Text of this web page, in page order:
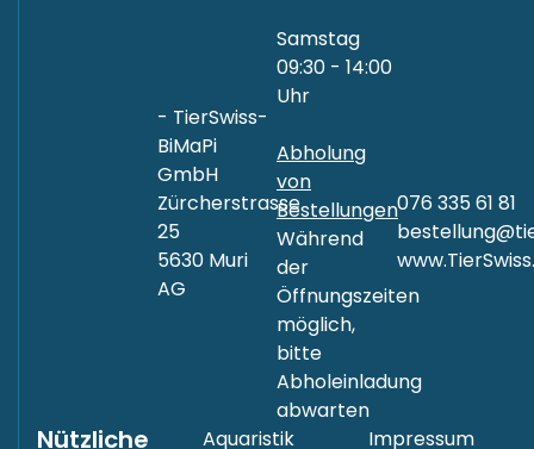
- TierSwiss-
BiMaPi
GmbH
Zürcherstrasse
25
5630 Muri
AG
Samstag
09:30 - 14:00
Uhr
Abholung
von
Bestellungen
Während
der
Öffnungszeiten
möglich,
bitte
Abholeinladung
abwarten
076 335 61 81
Aquaristik
Impressum